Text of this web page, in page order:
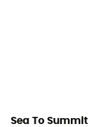
Sea To Summit